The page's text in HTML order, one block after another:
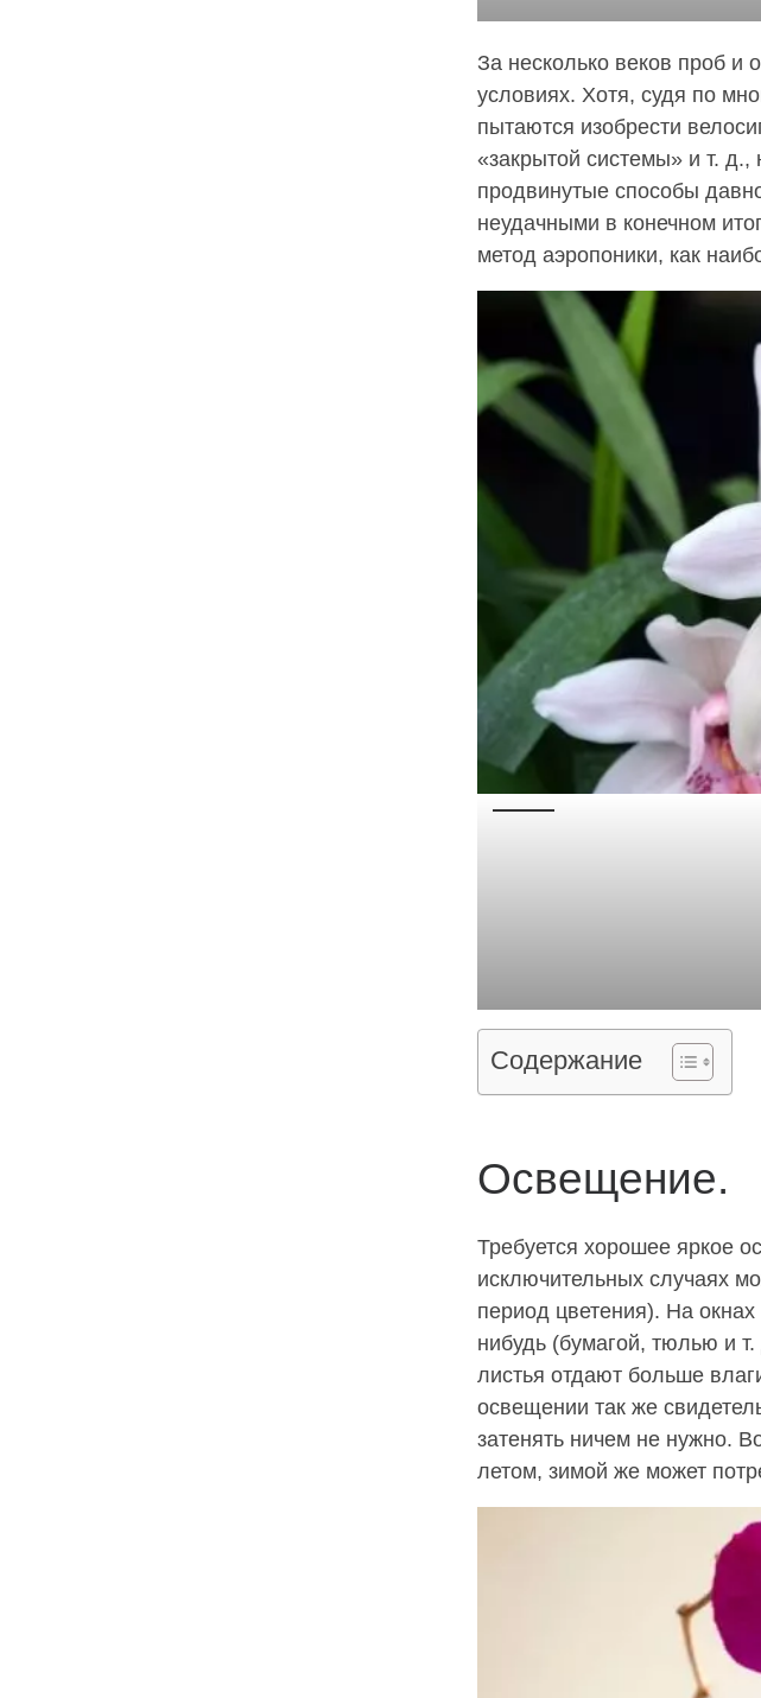
За несколько веков проб
условиях. Хотя, судя по
пытаются изобрести
«закрытой системы» и т.
продвинутые способы
неудачными в конечном
метод аэропоники, как
Содержание
Освещение.
Требуется хорошее яркое
исключительных случаях
период цветения). На
нибудь (бумагой, тюлью и
листья отдают больше
освещении так же
затенять ничем не нужно.
летом, зимой же может